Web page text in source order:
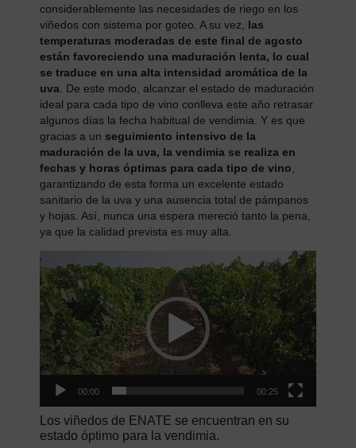
considerablemente las necesidades de riego en los
viñedos con sistema por goteo. A su vez, las
temperaturas moderadas de este final de agosto
están favoreciendo una maduración lenta, lo cual
se traduce en una alta intensidad aromática de la
uva . De este modo, alcanzar el estado de maduración
ideal para cada tipo de vino conlleva este año retrasar
algunos días la fecha habitual de vendimia. Y es que
gracias a un seguimiento intensivo de la
maduración de la uva, la vendimia se realiza en
fechas y horas óptimas para cada tipo de vino
garantizando de esta forma un excelente estado
sanitario de la uva y una ausencia total de pámpanos
y hojas. Así, nunca una espera mereció tanto la pena,
ya que la calidad prevista es muy alta.
Reproductor
de
vídeo
00:00 00:25
Los viñedos de ENATE se encuentran en su
estado óptimo para la vendimia.